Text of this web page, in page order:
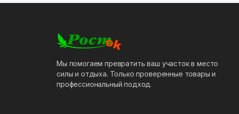
Мы помогаем превратить ваш участок в место
силы и отдыха. Только проверенные товары и
профессиональный подход.